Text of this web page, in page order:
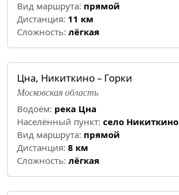
Вид маршрута: прямой
Дистанция: 11 км
Cложность: лёгкая
Цна, Никиткино – Горки
Московская область
Водоём: река Цна
Населённый пункт: село Никиткино
Вид маршрута: прямой
Дистанция: 8 км
Cложность: лёгкая